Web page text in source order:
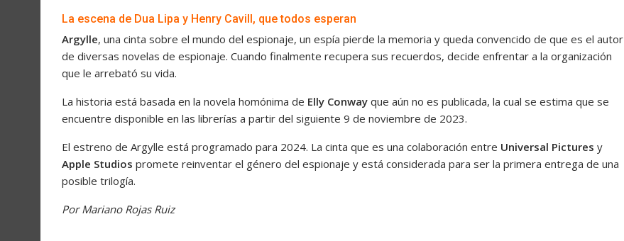
La escena de Dua Lipa y Henry Cavill, que todos esperan
Argylle, una cinta sobre el mundo del espionaje, un espía pierde la memoria y queda convencido de que es el autor
de diversas novelas de espionaje. Cuando finalmente recupera sus recuerdos, decide enfrentar a la organización
que le arrebató su vida.
La historia está basada en la novela homónima de Elly Conway que aún no es publicada, la cual se estima que se
encuentre disponible en las librerías a partir del siguiente 9 de noviembre de 2023.
El estreno de Argylle está programado para 2024. La cinta que es una colaboración entre Universal Pictures y
Apple Studios promete reinventar el género del espionaje y está considerada para ser la primera entrega de una
posible trilogía.
Por Mariano Rojas Ruiz